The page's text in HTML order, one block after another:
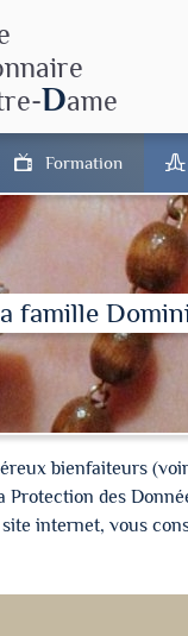
Dame
Formation
famille
bienfaiteurs
des
internet, vous